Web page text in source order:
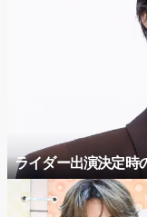
ライダー出演決定時